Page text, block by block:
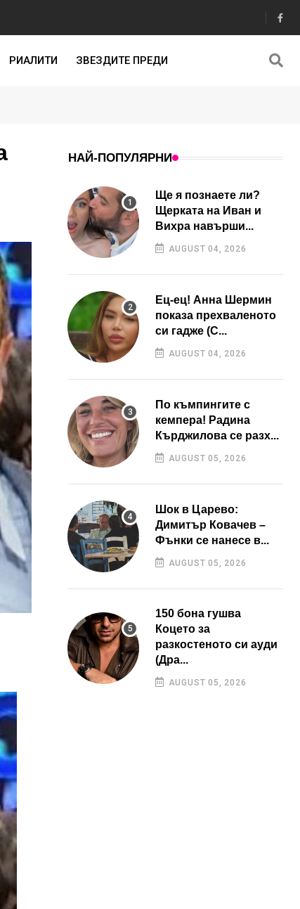
РИАЛИТИ ЗВЕЗДИТЕ ПРЕДИ
НАЙ-ПОПУЛЯРНИ
Ще я познаете ли?
Щерката на Иван и
Вихра навърши...
AUGUST 04, 2026
Ец-ец! Анна Шермин
показа прехваленото
си гадже (С...
AUGUST 04, 2026
По къмпингите с
кемпера! Радина
Кърджилова се разх...
AUGUST 05, 2026
Шок в Царево:
Димитър Ковачев –
Фънки се нанесе в...
AUGUST 05, 2026
150 бона гушва
Коцето за
разкостеното си ауди
(Дра...
AUGUST 05, 2026